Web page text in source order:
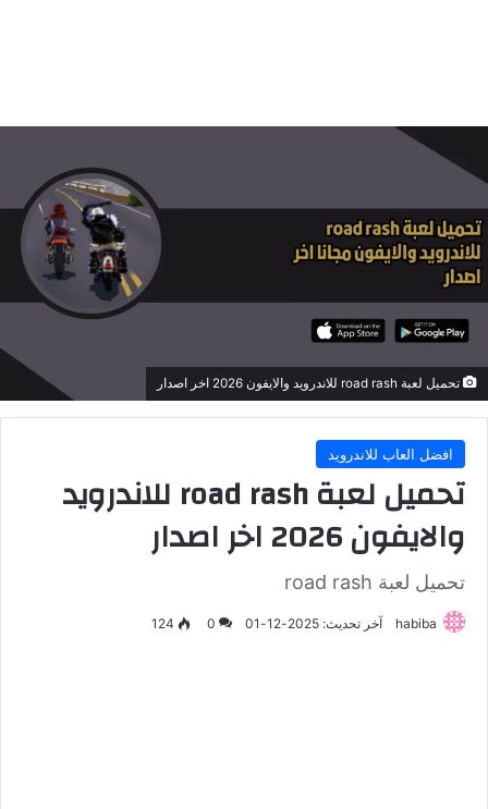
تحميل لعبة road rash للاندرويد والايفون 2026 اخر اصدار
افضل العاب للاندرويد
تحميل لعبة road rash للاندرويد
والايفون 2026 اخر اصدار
تحميل لعبة road rash
habiba آخر تحديث: 2025-12-01 0
124